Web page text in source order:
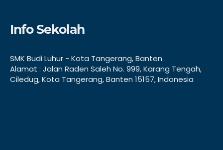
Info Sekolah
SMK Budi Luhur - Kota Tangerang, Banten .
Alamat : Jalan Raden Saleh No. 999, Karang Tengah,
Ciledug, Kota Tangerang, Banten 15157, Indonesia